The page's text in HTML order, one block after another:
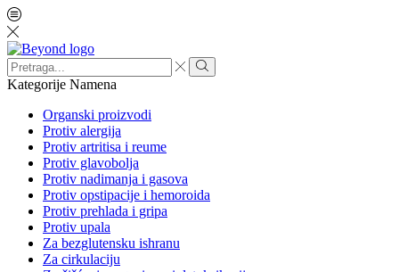
Search
input
Search
Kategorije Namena
Organski proizvodi
Protiv alergija
Protiv artritisa i reume
Protiv glavobolja
Protiv nadimanja i gasova
Protiv opstipacije i hemoroida
Protiv prehlada i gripa
Protiv upala
Za bezglutensku ishranu
Za cirkulaciju